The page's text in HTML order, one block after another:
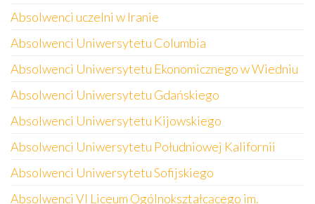
Absolwenci uczelni w Iranie
Absolwenci Uniwersytetu Columbia
Absolwenci Uniwersytetu Ekonomicznego w Wiedniu
Absolwenci Uniwersytetu Gdańskiego
Absolwenci Uniwersytetu Kijowskiego
Absolwenci Uniwersytetu Południowej Kalifornii
Absolwenci Uniwersytetu Sofijskiego
Absolwenci VI Liceum Ogólnokształcącego im.